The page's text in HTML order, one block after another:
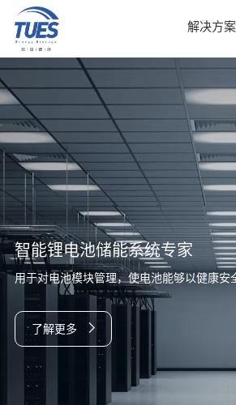
解决方案
智能锂电池储能系统专家
用于对电池模块管理，使电池能够以健康安
了解更多